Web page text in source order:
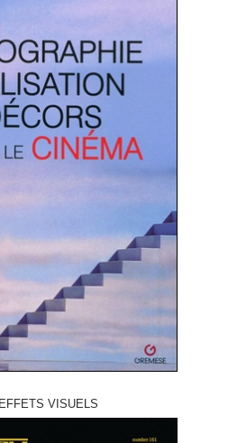
EFFETS VISUELS